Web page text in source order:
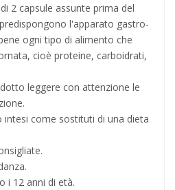
2 capsule assunte prima del
l'apparato gastro-
ogni tipo di alimento che
cioè proteine, carboidrati,
leggere con attenzione le
intesi come sostituti di una dieta
i 12 anni di età.